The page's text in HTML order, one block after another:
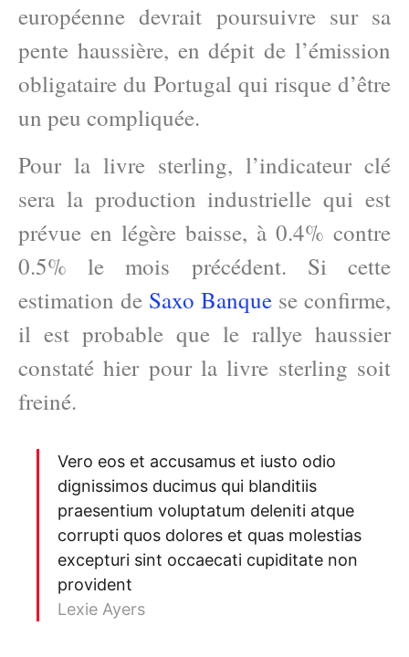
européenne devrait poursuivre sur sa
pente haussière, en dépit de l’émission
obligataire du Portugal qui risque d’être
un peu compliquée.
Pour la livre sterling, l’indicateur clé
sera la production industrielle qui est
prévue en légère baisse, à 0.4% contre
0.5% le mois précédent. Si cette
estimation de Saxo Banque se confirme,
il est probable que le rallye haussier
constaté hier pour la livre sterling soit
freiné.
Vero eos et accusamus et iusto odio
dignissimos ducimus qui blanditiis
praesentium voluptatum deleniti atque
corrupti quos dolores et quas molestias
excepturi sint occaecati cupiditate non
provident
Lexie Ayers